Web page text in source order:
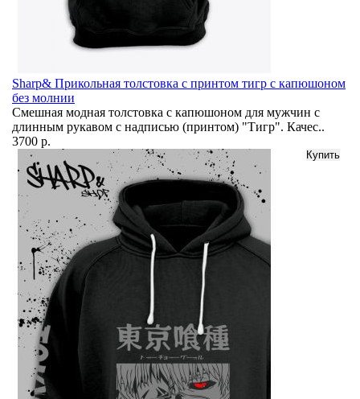
Sharp& Прикольная толстовка с принтом тигр с капюшоном
без молнии
Смешная модная толстовка с капюшоном для мужчин с
длинным рукавом с надписью (принтом) "Тигр". Качес..
3700 р.